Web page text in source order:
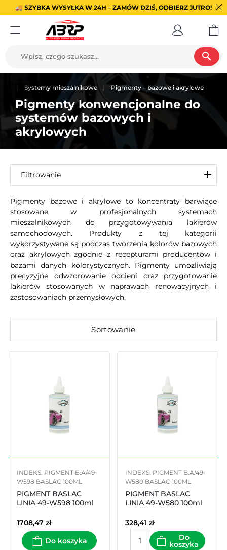
🚚 SZYBKA WYSYŁKA W 24H – ZAMÓW DZIŚ, ODBIERZ JUTRO!
search
Systemy mieszalnikowe Pigmenty – bazowe i akrylowe
Pigmenty konwencjonalne do
systemów bazowych i
akrylowych
Filtrowanie
Pigmenty bazowe i akrylowe to koncentraty barwiące
stosowane w profesjonalnych systemach
mieszalnikowych do przygotowywania lakierów
samochodowych. Produkty z tej kategorii
wykorzystywane są podczas tworzenia kolorów bazowych
oraz akrylowych zgodnie z recepturami producentów i
bazami danych kolorystycznych. Pigmenty umożliwiają
precyzyjne odwzorowanie odcieni oraz przygotowanie
lakierów stosowanych w naprawach renowacyjnych i
zastosowaniach przemysłowych.
Sortowanie
INDEKS: PIGMENT B.A/49-
W598 BASLAC 100ML
PIGMENT BASLAC
LINIA 49-W598 100ml
1708,47 zł
Do koszyka
INDEKS: PIGMENT B.A/49-
W580 BASLAC 100ML
PIGMENT BASLAC
LINIA 49-W580 100ml
328,41 zł
Do
koszyka